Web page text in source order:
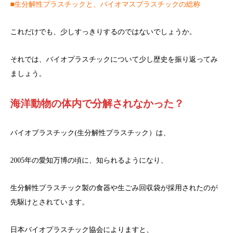
■生分解性プラスチックと、バイオマスプラスチックの総称
これだけでも、少しすっきりするのではないでしょうか。
それでは、バイオプラスチックについて少し歴史を振り返ってみ
ましょう。
海洋動物の体内で分解されなかった？
バイオプラスチック(生分解性プラスチック）は、
2005年の愛知万博の頃に、知られるようになり、
生分解性プラスチック製の食器や生ごみ回収袋が採用されたのが
先駆けとされています。
日本バイオプラスチック協会によりますと、